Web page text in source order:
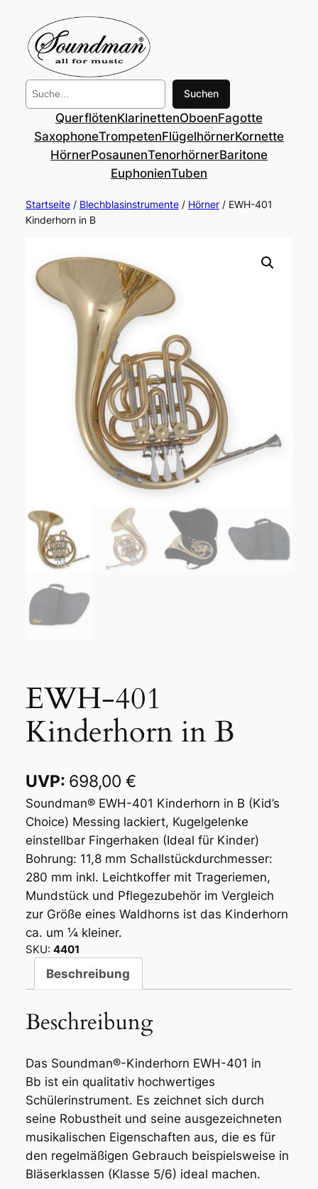
Suchen
Suchen
QuerflötenKlarinettenOboenFagotte
SaxophoneTrompetenFlügelhörnerKornette
HörnerPosaunenTenorhörnerBaritone
EuphonienTuben
Startseite/ Blechblasinstrumente/ Hörner/ EWH-401
Kinderhorn in B
EWH-401
Kinderhorn in B
698,00 €
Soundman® EWH-401 Kinderhorn in B (Kid’s
Choice) Messing lackiert, Kugelgelenke
einstellbar Fingerhaken (Ideal für Kinder)
Bohrung: 11,8 mm Schallstückdurchmesser:
280 mm inkl. Leichtkoffer mit Trageriemen,
Mundstück und Pflegezubehör im Vergleich
zur Größe eines Waldhorns ist das Kinderhorn
ca. um ¼ kleiner.
SKU: 4401
Beschreibung
Beschreibung
Das Soundman®-Kinderhorn EWH-401 in
Bb ist ein qualitativ hochwertiges
Schülerinstrument. Es zeichnet sich durch
seine Robustheit und seine ausgezeichneten
musikalischen Eigenschaften aus, die es für
den regelmäßigen Gebrauch beispielsweise in
Bläserklassen (Klasse 5/6) ideal machen.